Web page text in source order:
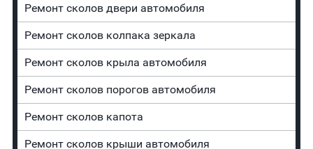
Ремонт сколов двери автомобиля
Ремонт сколов колпака зеркала
Ремонт сколов крыла автомобиля
Ремонт сколов порогов автомобиля
Ремонт сколов капота
Ремонт сколов крыши автомобиля